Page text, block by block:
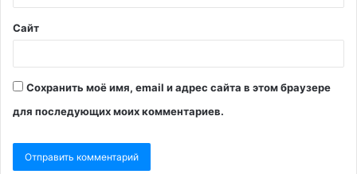
Сайт
Сохранить моё имя, email и адрес сайта в этом браузере
для последующих моих комментариев.